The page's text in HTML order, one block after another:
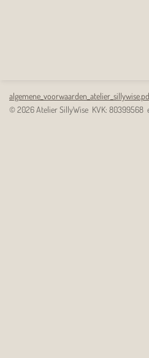
© 2026 Atelier SillyWise KVK: 80399568